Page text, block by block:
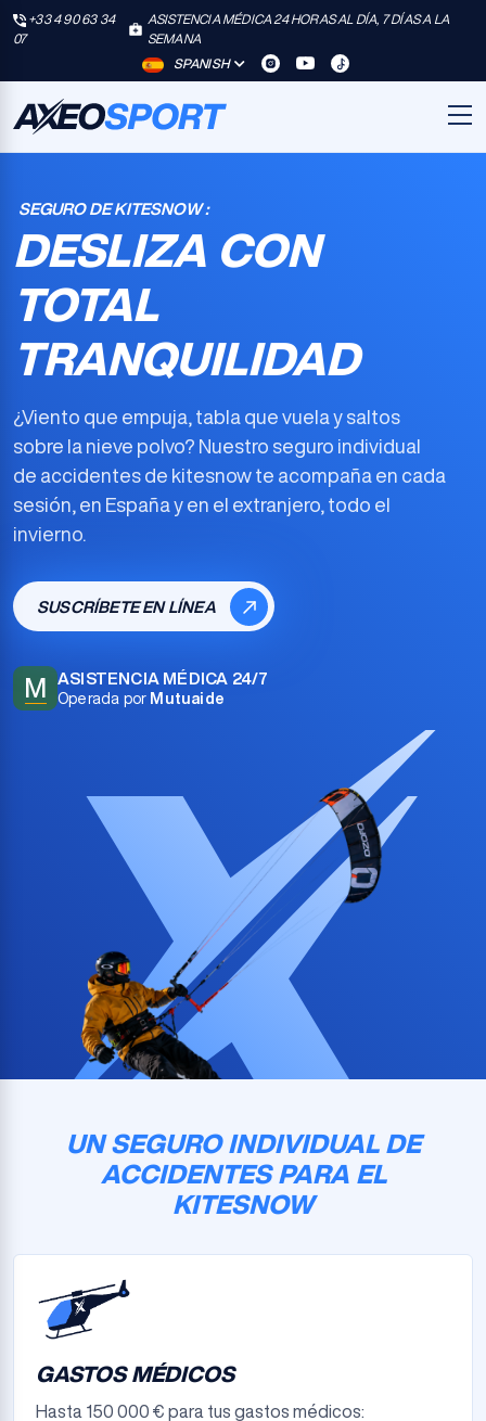
+33 4 90 63 34
07
ASISTENCIA MÉDICA 24 HORAS AL DÍA, 7 DÍAS A LA
SEMANA
SPANISH
SEGURO DE KITESNOW :
DESLIZA CON
TOTAL
TRANQUILIDAD
¿Viento que empuja, tabla que vuela y saltos
sobre la nieve polvo? Nuestro seguro individual
de accidentes de kitesnow te acompaña en cada
sesión, en España y en el extranjero, todo el
invierno.
SUSCRÍBETE EN LÍNEA
M ASISTENCIA MÉDICA 24/7
Operada por Mutuaide
UN SEGURO INDIVIDUAL DE
ACCIDENTES PARA EL
KITESNOW
GASTOS MÉDICOS
Hasta 150 000 € para tus gastos médicos: